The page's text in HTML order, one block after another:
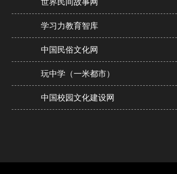
学习力教育智库
中国民俗文化网
玩中学（一米都市）
中国校园文化建设网